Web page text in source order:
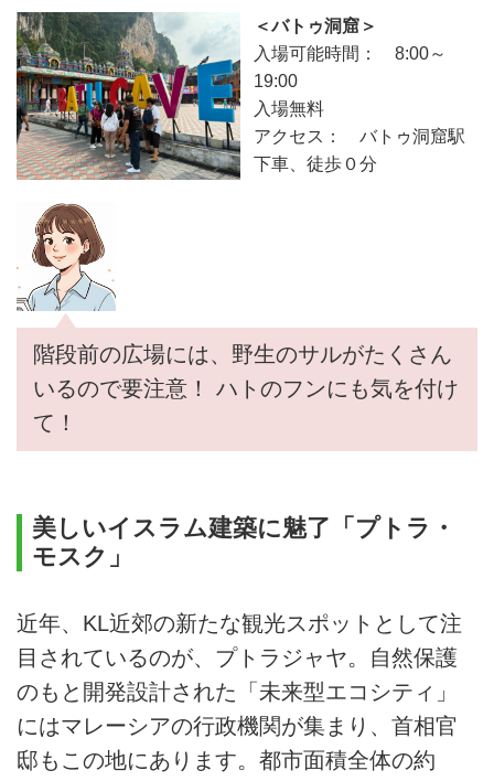
＜バトゥ洞窟＞
入場可能時間： 8:00～
19:00
入場無料
アクセス： バトゥ洞窟駅
下車、徒歩０分
階段前の広場には、野生のサルがたくさん
いるので要注意！ ハトのフンにも気を付け
て！
美しいイスラム建築に魅了「プトラ・
モスク」
近年、KL近郊の新たな観光スポットとして注
目されているのが、プトラジャヤ。自然保護
のもと開発設計された「未来型エコシティ」
にはマレーシアの行政機関が集まり、首相官
邸もこの地にあります。都市面積全体の約